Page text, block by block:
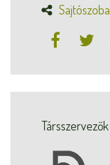
Sajtószoba
Társszervezők